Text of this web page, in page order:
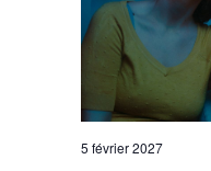
5 février 2027